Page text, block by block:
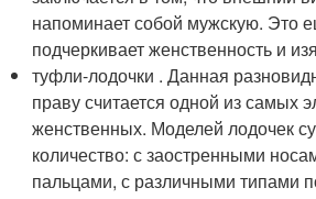
напоминает собой мужскую. Это
подчеркивает женственность и
туфли-лодочки . Данная
праву считается одной из самых
женственных. Моделей лодочек
количество: с заостренными
пальцами, с различными типами